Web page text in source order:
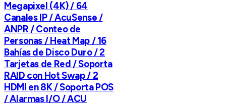
Megapixel (4K) / 64
Canales IP / AcuSense /
ANPR / Conteo de
Personas / Heat Map / 16
Bahías de Disco Duro / 2
Tarjetas de Red / Soporta
RAID con Hot Swap / 2
HDMI en 8K / Soporta POS
/ Alarmas I/O / ACU